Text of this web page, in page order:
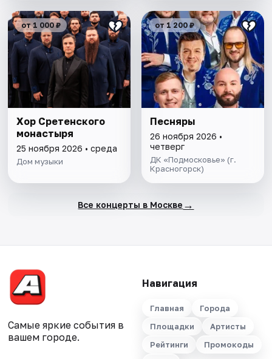
от 1 000 ₽
Хор Сретенского
монастыря
25 ноября 2026 • среда
Дом музыки
от 1 200 ₽
Песняры
26 ноября 2026 •
четверг
ДК «Подмосковье» (г.
Красногорск)
Все концерты в Москве →
Самые яркие события в
вашем городе.
Навигация
Главная
Города
Площадки
Артисты
Рейтинги
Промокоды